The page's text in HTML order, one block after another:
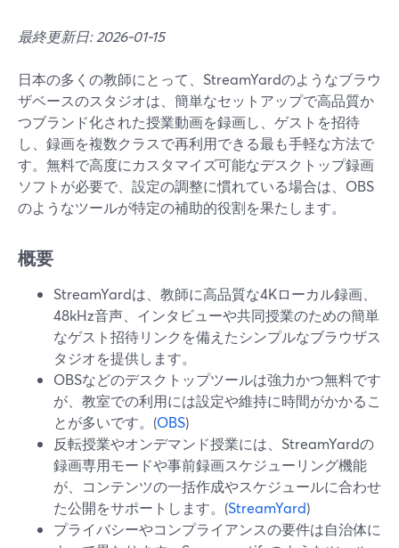
最終更新日: 2026-01-15
日本の多くの教師にとって、StreamYardのようなブラウ
ザベースのスタジオは、簡単なセットアップで高品質か
つブランド化された授業動画を録画し、ゲストを招待
し、録画を複数クラスで再利用できる最も手軽な方法で
す。無料で高度にカスタマイズ可能なデスクトップ録画
ソフトが必要で、設定の調整に慣れている場合は、OBS
のようなツールが特定の補助的役割を果たします。
概要
StreamYardは、教師に高品質な4Kローカル録画、
48kHz音声、インタビューや共同授業のための簡単
なゲスト招待リンクを備えたシンプルなブラウザス
タジオを提供します。
OBSなどのデスクトップツールは強力かつ無料です
が、教室での利用には設定や維持に時間がかかるこ
とが多いです。(OBS)
反転授業やオンデマンド授業には、StreamYardの
録画専用モードや事前録画スケジューリング機能
が、コンテンツの一括作成やスケジュールに合わせ
た公開をサポートします。(StreamYard)
プライバシーやコンプライアンスの要件は自治体に